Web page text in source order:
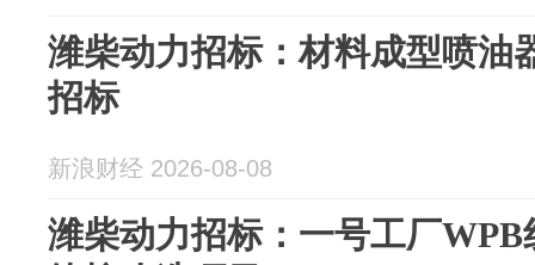
潍柴动力招标：材料成型喷油
招标
新浪财经 2026-08-08
潍柴动力招标：一号工厂